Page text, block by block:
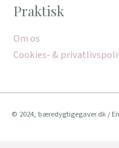
Praktisk
Om os
Cookies- &
© 2024, bæredygtigegaver.dk /